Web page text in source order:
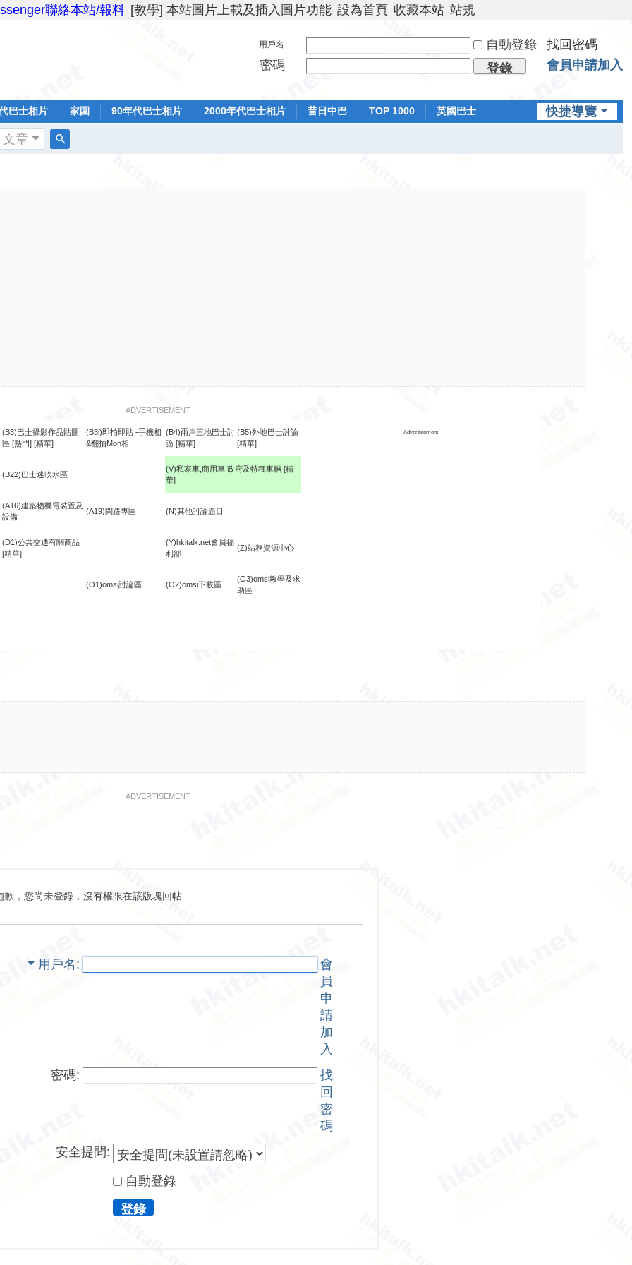
聯絡本站/報料 [教學] 本站圖片上載及插入圖片功能 設為首頁 收藏本站 站規
用戶名 自動登錄
找回密碼
密碼
登錄 會員申請加入
快捷導覽
巴士相片 家園 90年代巴士相片 2000年代巴士相片 昔日中巴 TOP 1000
英國巴士
文章
ADVERTISEMENT
(B3)巴士攝影作品貼圖
區 [熱門] [精華]
(B3i)即拍即貼 -手機相
&翻拍Mon相
(B4)兩岸三地巴士討
論 [精華]
(B5)外地巴士討論
[精華]
Advertisement
(B22)巴士迷吹水區
(V)私家車,商用車,政府及特種車輛 [精
華]
(A16)建築物機電裝置及
設備
(A19)問路專區 (N)其他討論題目
(D1)公共交通有關商品
[精華]
(Y)hkitalk.net會員福
利部
(Z)站務資源中心
(O1)omsi討論區 (O2)omsi下載區
(O3)omsi教學及求
助區
ADVERTISEMENT
歉，您尚未登錄，沒有權限在該版塊回帖
用戶名
會
員
申
請
加
入
密碼:
找
回
密
碼
安全提問:
自動登錄
登錄